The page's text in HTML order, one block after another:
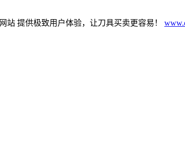
网站 提供极致用户体验，让刀具买卖更容易！